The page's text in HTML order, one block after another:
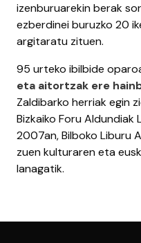
izenburuarekin berak
ezberdinei buruzko 20
argitaratu zituen.
95 urteko ibilbide
eta aitortzak ere
Zaldibarko herriak egin
Bizkaiko Foru Aldundiak
2007an, Bilboko Liburu
zuen kulturaren eta
lanagatik.